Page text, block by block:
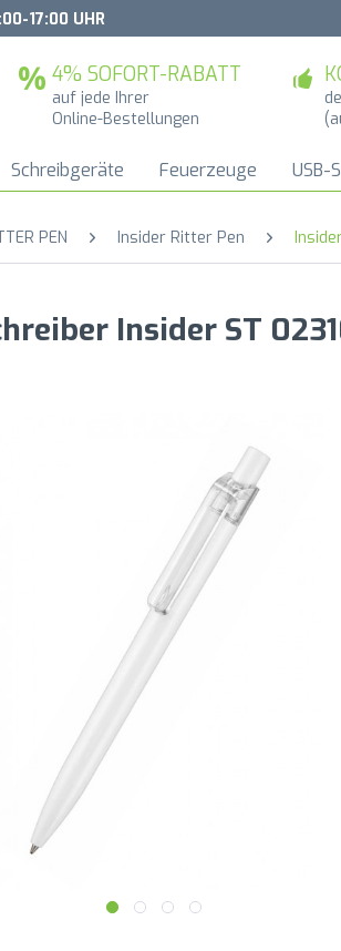
17:00 UHR
4% SOFORT-RABATT
auf jede Ihrer
Online-Bestellungen
Schreibgeräte Feuerzeuge USB-
PEN Insider Ritter Pen
Insider ST